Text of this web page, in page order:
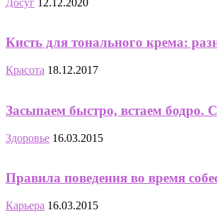
Кисть для тонального крема:
Красота 18.12.2017
Засыпаем быстро, встаем бодро.
Здоровье 16.03.2015
Правила поведения во время
Карьера 16.03.2015